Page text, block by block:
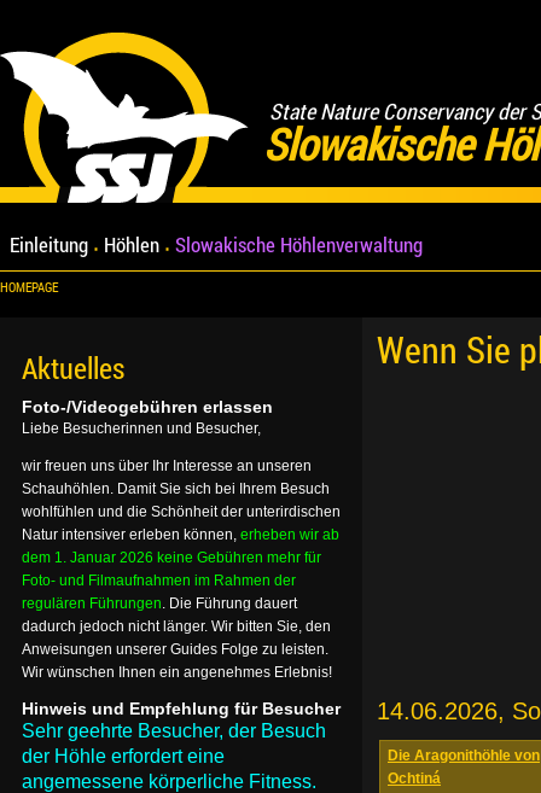
State Nature Conservancy der
Slowakische
Einleitung Höhlen Slowakische Höhlenverwaltung
HOMEPAGE
Wenn Sie
14.06.2026,
Die Aragonithöhle von
Ochtiná
Aktuelles
Foto-/Videogebühren erlassen
Liebe Besucherinnen und Besucher,
wir freuen uns über Ihr Interesse an unseren
Schauhöhlen. Damit Sie sich bei Ihrem Besuch
wohlfühlen und die Schönheit der unterirdischen
Natur intensiver erleben können, erheben wir ab
dem 1. Januar 2026 keine Gebühren mehr für
Foto- und Filmaufnahmen im Rahmen der
regulären Führungen. Die Führung dauert
dadurch jedoch nicht länger. Wir bitten Sie, den
Anweisungen unserer Guides Folge zu leisten.
Wir wünschen Ihnen ein angenehmes Erlebnis!
Hinweis und Empfehlung für Besucher
Sehr geehrte Besucher, der Besuch
der Höhle erfordert eine
angemessene körperliche Fitness.